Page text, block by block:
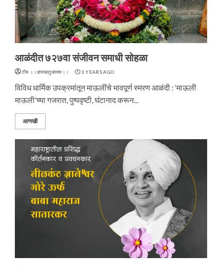
आळंदीत ७२७वा संजीवन समाधी सोहळा
टीम ।।ज्ञानबातुकाराम।। 3 YEARS AGO
विविध धार्मिक उपक्रमांतून माऊलींचे भावपूर्ण स्मरण आळंदी : ‘माऊली
माऊली’च्या गजरात, पुष्पवृष्टी, घंटानाद करून...
आणखी
प्रस्थान सोहळ्यासाठी आळंदी सज्ज